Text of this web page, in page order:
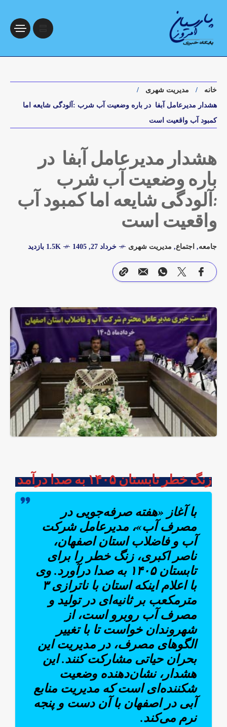
خانه
مدیریت شهری
هشدار مدیرعامل آبفا در باره وضعیت آب شرب :آلودگی شایعه اما
کمبود آب واقعیت است
هشدار مدیرعامل آبفا در
باره وضعیت آب شرب
:آلودگی شایعه اما کمبود آب
واقعیت است
جامعه, اجتماع, مدیریت شهری خرداد 27, 1405 1.5K بازدید
زنگ خطر تابستان ۱۴۰۵ به صدا درآمد
با آغاز «هفته صرفه‌جویی در
مصرف آب»، مدیرعامل شرکت
آب و فاضلاب استان اصفهان،
ناصر اکبری، زنگ خطر را برای
تابستان ۱۴۰۵ به صدا درآورد. وی
با اعلام اینکه استان با ناترازی ۳
مترمکعب بر ثانیه‌ای در تولید و
مصرف آب روبرو است، از
شهروندان خواست تا با تغییر
الگوهای مصرف، در مدیریت این
بحران حیاتی مشارکت کنند. این
هشدار، نشان‌دهنده وضعیت
شکننده‌ای است که مدیریت منابع
آبی در اصفهان با آن دست و پنجه
نرم می‌کند.